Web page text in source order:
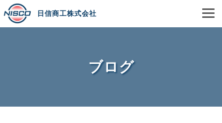
日信商工株式会社
ブログ